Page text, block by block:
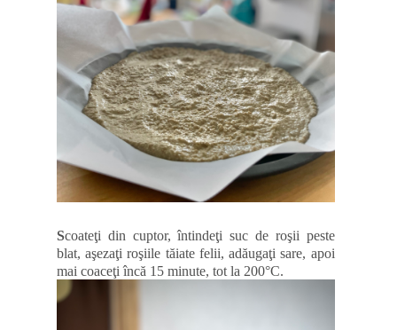
Scoateţi din cuptor, întindeţi suc de roşii peste
blat, aşezaţi roşiile tăiate felii, adăugaţi sare, apoi
mai coaceţi încă 15 minute, tot la 200°C.